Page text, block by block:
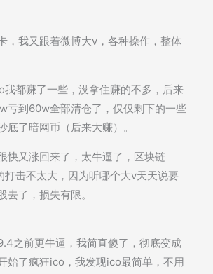
，我又跟着微博大v，各种操作，整体
都赚了一些，没拿住赚的不多，后来
亏到60w全部清仓了，仅仅剩下的一些
底了暗网币（后来大赚）。
快又涨回来了，太牛逼了，区块链
击不太大，因为听哪个大v天天说要
去了，损失有限。
之前更牛逼，我简直傻了，彻底变成
始了疯狂ico，我发现ico最简单，不用